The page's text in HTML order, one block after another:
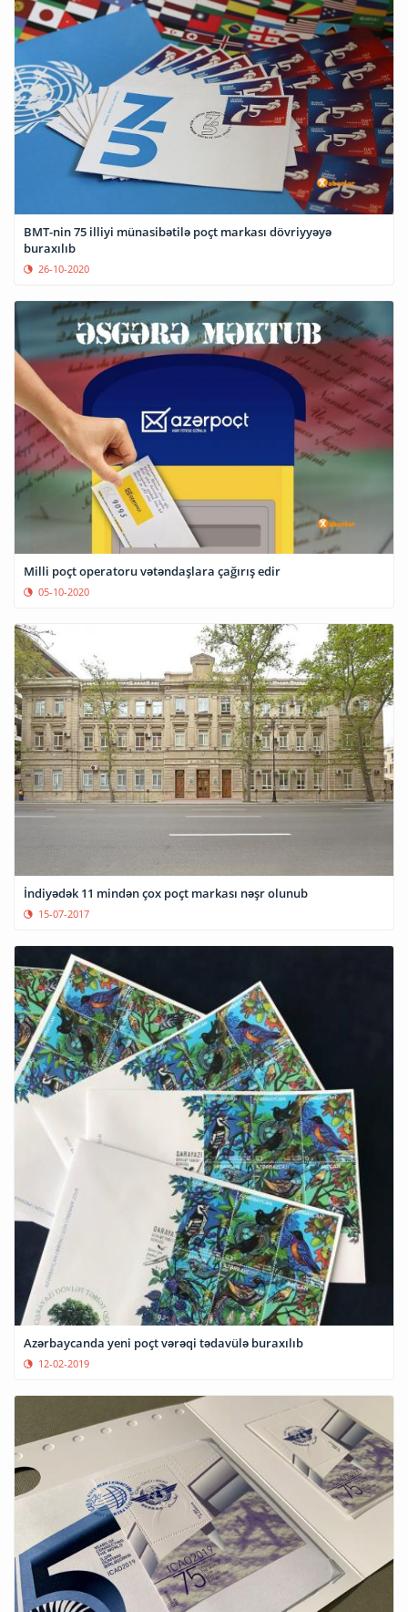
BMT-nin 75 illiyi münasibətilə poçt markası dövriyyəyə
buraxılıb
26-10-2020
Milli poçt operatoru vətəndaşlara çağırış edir
05-10-2020
İndiyədək 11 mindən çox poçt markası nəşr olunub
15-07-2017
Azərbaycanda yeni poçt vərəqi tədavülə buraxılıb
12-02-2019